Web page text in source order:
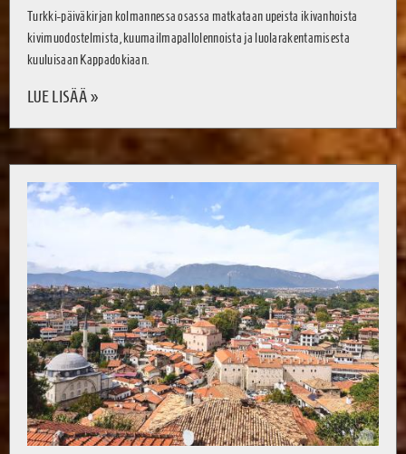
Turkki-päiväkirjan kolmannessa osassa matkataan upeista ikivanhoista
kivimuodostelmista, kuumailmapallolennoista ja luolarakentamisesta
kuuluisaan Kappadokiaan.
LUE LISÄÄ »